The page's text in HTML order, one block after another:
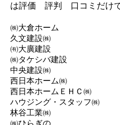
は評価 評判 口コミだけ
㈱大倉ホーム
久文建設㈱
㈲大廣建設
㈱タケシバ建設
中央建設㈱
西日本ホーム㈱
西日本ホームＥＨＣ㈱
ハウジング・スタッフ㈱
林谷工業㈱
㈱ひらぎの